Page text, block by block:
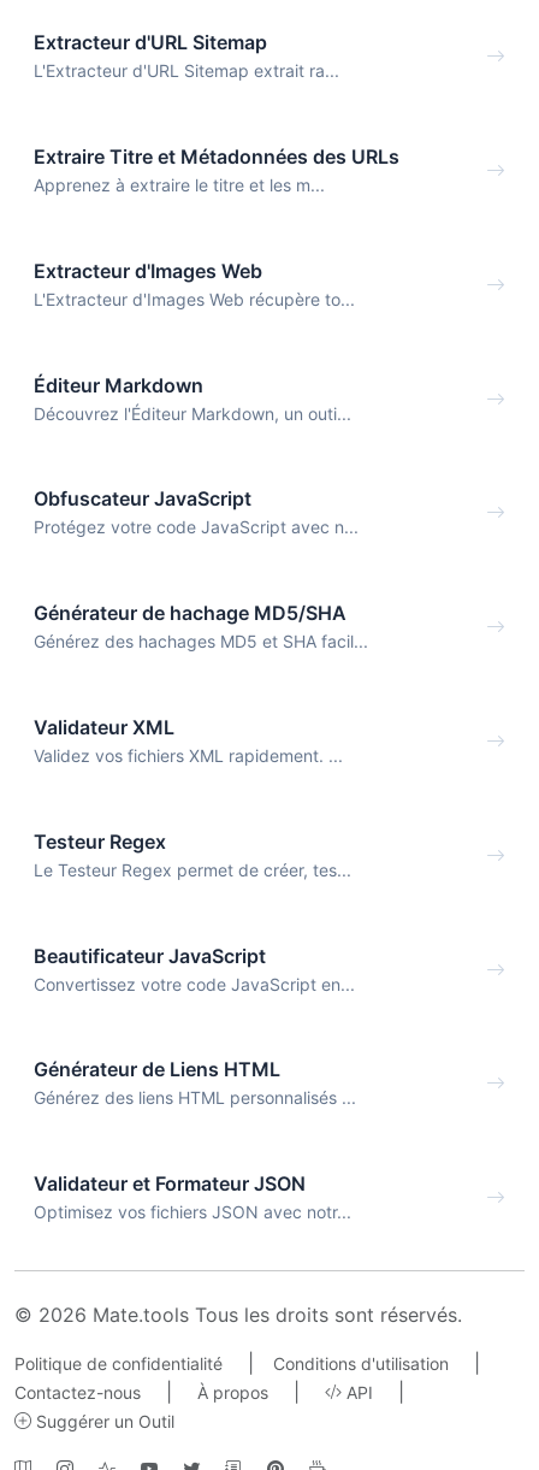
Extracteur d'URL Sitemap
L'Extracteur d'URL Sitemap extrait ra...
Extraire Titre et Métadonnées des URLs
Apprenez à extraire le titre et les m...
Extracteur d'Images Web
L'Extracteur d'Images Web récupère to...
Éditeur Markdown
Découvrez l'Éditeur Markdown, un outi...
Obfuscateur JavaScript
Protégez votre code JavaScript avec n...
Générateur de hachage MD5/SHA
Générez des hachages MD5 et SHA facil...
Validateur XML
Validez vos fichiers XML rapidement. ...
Testeur Regex
Le Testeur Regex permet de créer, tes...
Beautificateur JavaScript
Convertissez votre code JavaScript en...
Générateur de Liens HTML
Générez des liens HTML personnalisés ...
Validateur et Formateur JSON
Optimisez vos fichiers JSON avec notr...
© 2026 Mate.tools Tous les droits sont réservés.
Politique de confidentialité Conditions d'utilisation
Contactez-nous À propos API
Suggérer un Outil